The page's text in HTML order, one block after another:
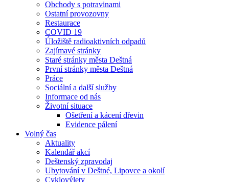
Obchody s potravinami
Ostatní provozovny
Restaurace
COVID 19
Úložiště radioaktivních odpadů
Zajímavé stránky
Staré stránky města Deštná
První stránky města Deštná
Práce
Sociální a další služby
Informace od nás
Životní situace
Ošetření a kácení dřevin
Evidence pálení
Volný čas
Aktuality
Kalendář akcí
Deštenský zpravodaj
Ubytování v Deštné, Lipovce a okolí
Cyklovýlety